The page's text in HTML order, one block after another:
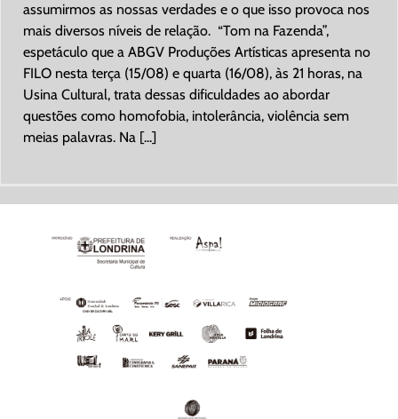
assumirmos as nossas verdades e o que isso provoca nos
mais diversos níveis de relação. “Tom na Fazenda”,
espetáculo que a ABGV Produções Artísticas apresenta no
FILO nesta terça (15/08) e quarta (16/08), às 21 horas, na
Usina Cultural, trata dessas dificuldades ao abordar
questões como homofobia, intolerância, violência sem
meias palavras. Na [...]